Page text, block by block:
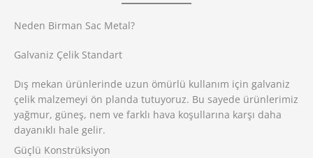
Neden Birman Sac Metal?
Galvaniz Çelik Standart
Dış mekan ürünlerinde uzun ömürlü kullanım için galvaniz
çelik malzemeyi ön planda tutuyoruz. Bu sayede ürünlerimiz
yağmur, güneş, nem ve farklı hava koşullarına karşı daha
dayanıklı hale gelir.
Güçlü Konstrüksiyon